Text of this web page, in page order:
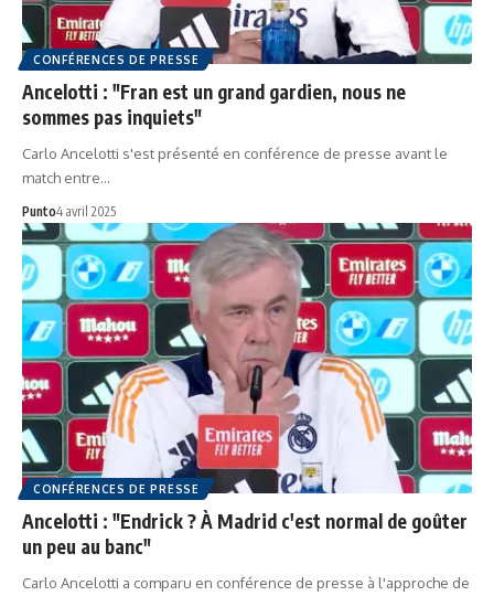
CONFÉRENCES DE PRESSE
Ancelotti : "Fran est un grand gardien, nous ne
sommes pas inquiets"
Carlo Ancelotti s'est présenté en conférence de presse avant le
match entre…
Punto4 avril 2025
CONFÉRENCES DE PRESSE
Ancelotti : "Endrick ? À Madrid c'est normal de goûter
un peu au banc"
Carlo Ancelotti a comparu en conférence de presse à l'approche de